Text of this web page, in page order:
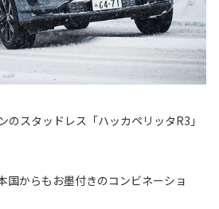
のスタッドレス「ハッカペリッタR3」
国からもお墨付きのコンビネーショ